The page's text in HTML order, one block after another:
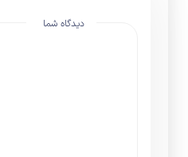
دیدگاه شما